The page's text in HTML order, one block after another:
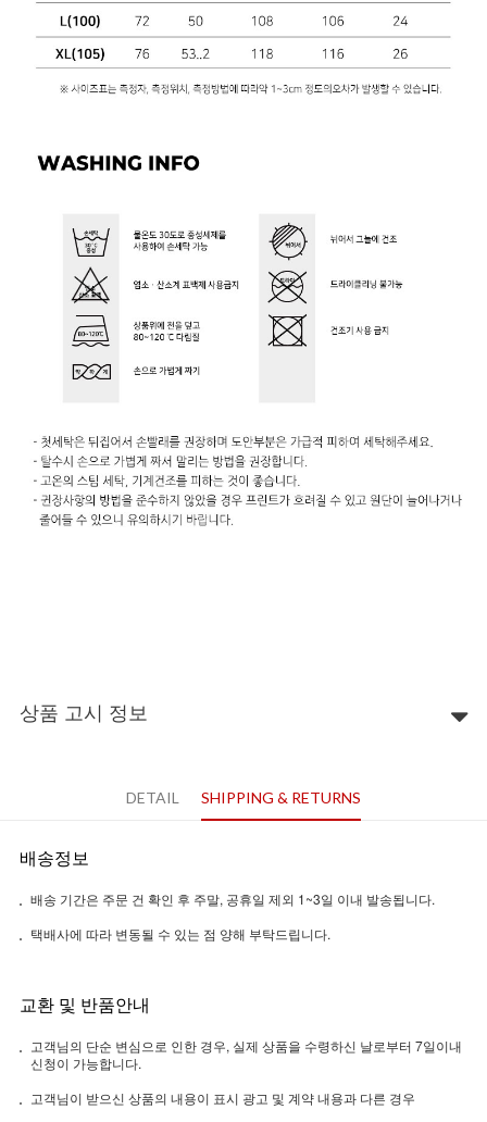
상품 고시 정보
DETAIL SHIPPING & RETURNS
배송정보
배송 기간은 주문 건 확인 후 주말, 공휴일 제외 1~3일 이내 발송됩니다.
택배사에 따라 변동될 수 있는 점 양해 부탁드립니다.
교환 및 반품안내
고객님의 단순 변심으로 인한 경우, 실제 상품을 수령하신 날로부터 7일이내
신청이 가능합니다.
고객님이 받으신 상품의 내용이 표시 광고 및 계약 내용과 다른 경우